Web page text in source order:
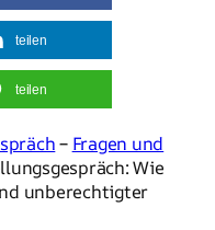
teilen
teilen
– Fragen und
Wie
unberechtigter